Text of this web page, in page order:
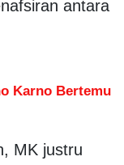
antara
Karno Bertemu
MK justru